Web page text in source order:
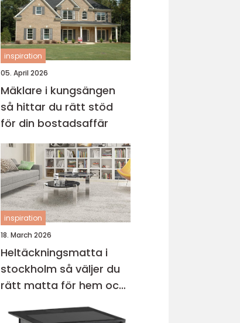
inspiration
05. April 2026
Mäklare i kungsängen
så hittar du rätt stöd
för din bostadsaffär
inspiration
18. March 2026
Heltäckningsmatta i
stockholm så väljer du
rätt matta för hem och